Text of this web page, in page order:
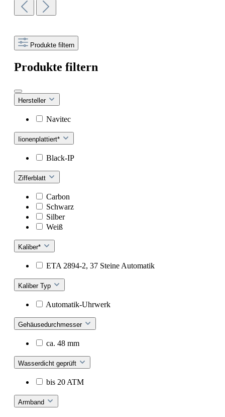
Produkte filtern
Produkte filtern
Hersteller
Navitec
Iionenplattiert*
Black-IP
Zifferblatt
Carbon
Schwarz
Silber
Weiß
Kaliber*
ETA 2894-2, 37 Steine Automatik
Kaliber Typ
Automatik-Uhrwerk
Gehäusedurchmesser
ca. 48 mm
Wasserdicht geprüft
bis 20 ATM
Armband